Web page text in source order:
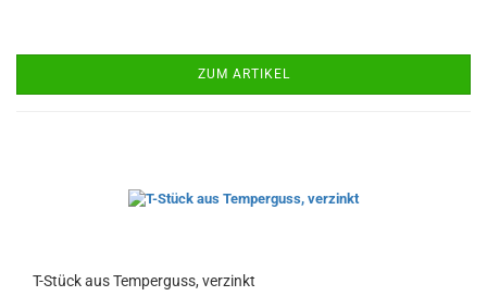
ZUM ARTIKEL
T-Stück aus Temperguss, verzinkt